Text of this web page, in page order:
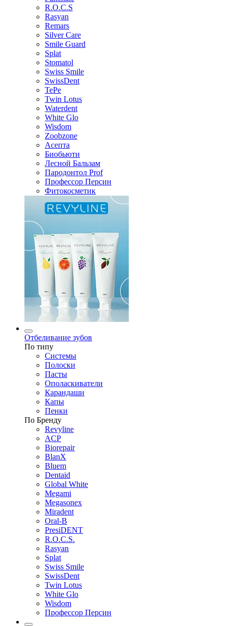
R.O.C.S
Rasyan
Remars
Silver Care
Smile Guard
Splat
Stomatol
Swiss Smile
SwissDent
TePe
Twin Lotus
Waterdent
White Glo
Wisdom
Zoobzone
Асепта
Биобьюти
Лесной Бальзам
Пародонтол Prof
Профессор Персин
Фитокосметик
Отбеливание зубов
По типу
Системы
Полоски
Пасты
Ополаскиватели
Карандаши
Капы
Пенки
По Бренду
Revyline
ACP
Biorepair
BlanX
Bluem
Dentaid
Global White
Megami
Megasonex
Miradent
Oral-B
PresiDENT
R.O.C.S.
Rasyan
Splat
Swiss Smile
SwissDent
Twin Lotus
White Glo
Wisdom
Профессор Персин